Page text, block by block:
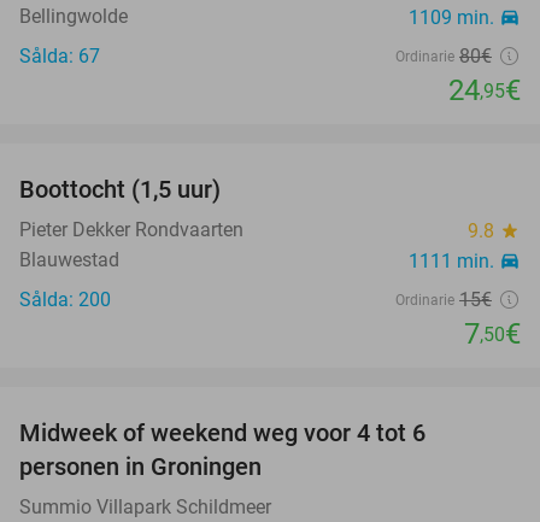
Bellingwolde 1109 min. directions_car
Sålda: 67 Ordinarie 80€
24,95€
Boottocht (1,5 uur)
Pieter Dekker Rondvaarten 9.8 star
Blauwestad 1111 min. directions_car
Sålda: 200 Ordinarie 15€
7,50€
Midweek of weekend weg voor 4 tot 6
personen in Groningen
Summio Villapark Schildmeer